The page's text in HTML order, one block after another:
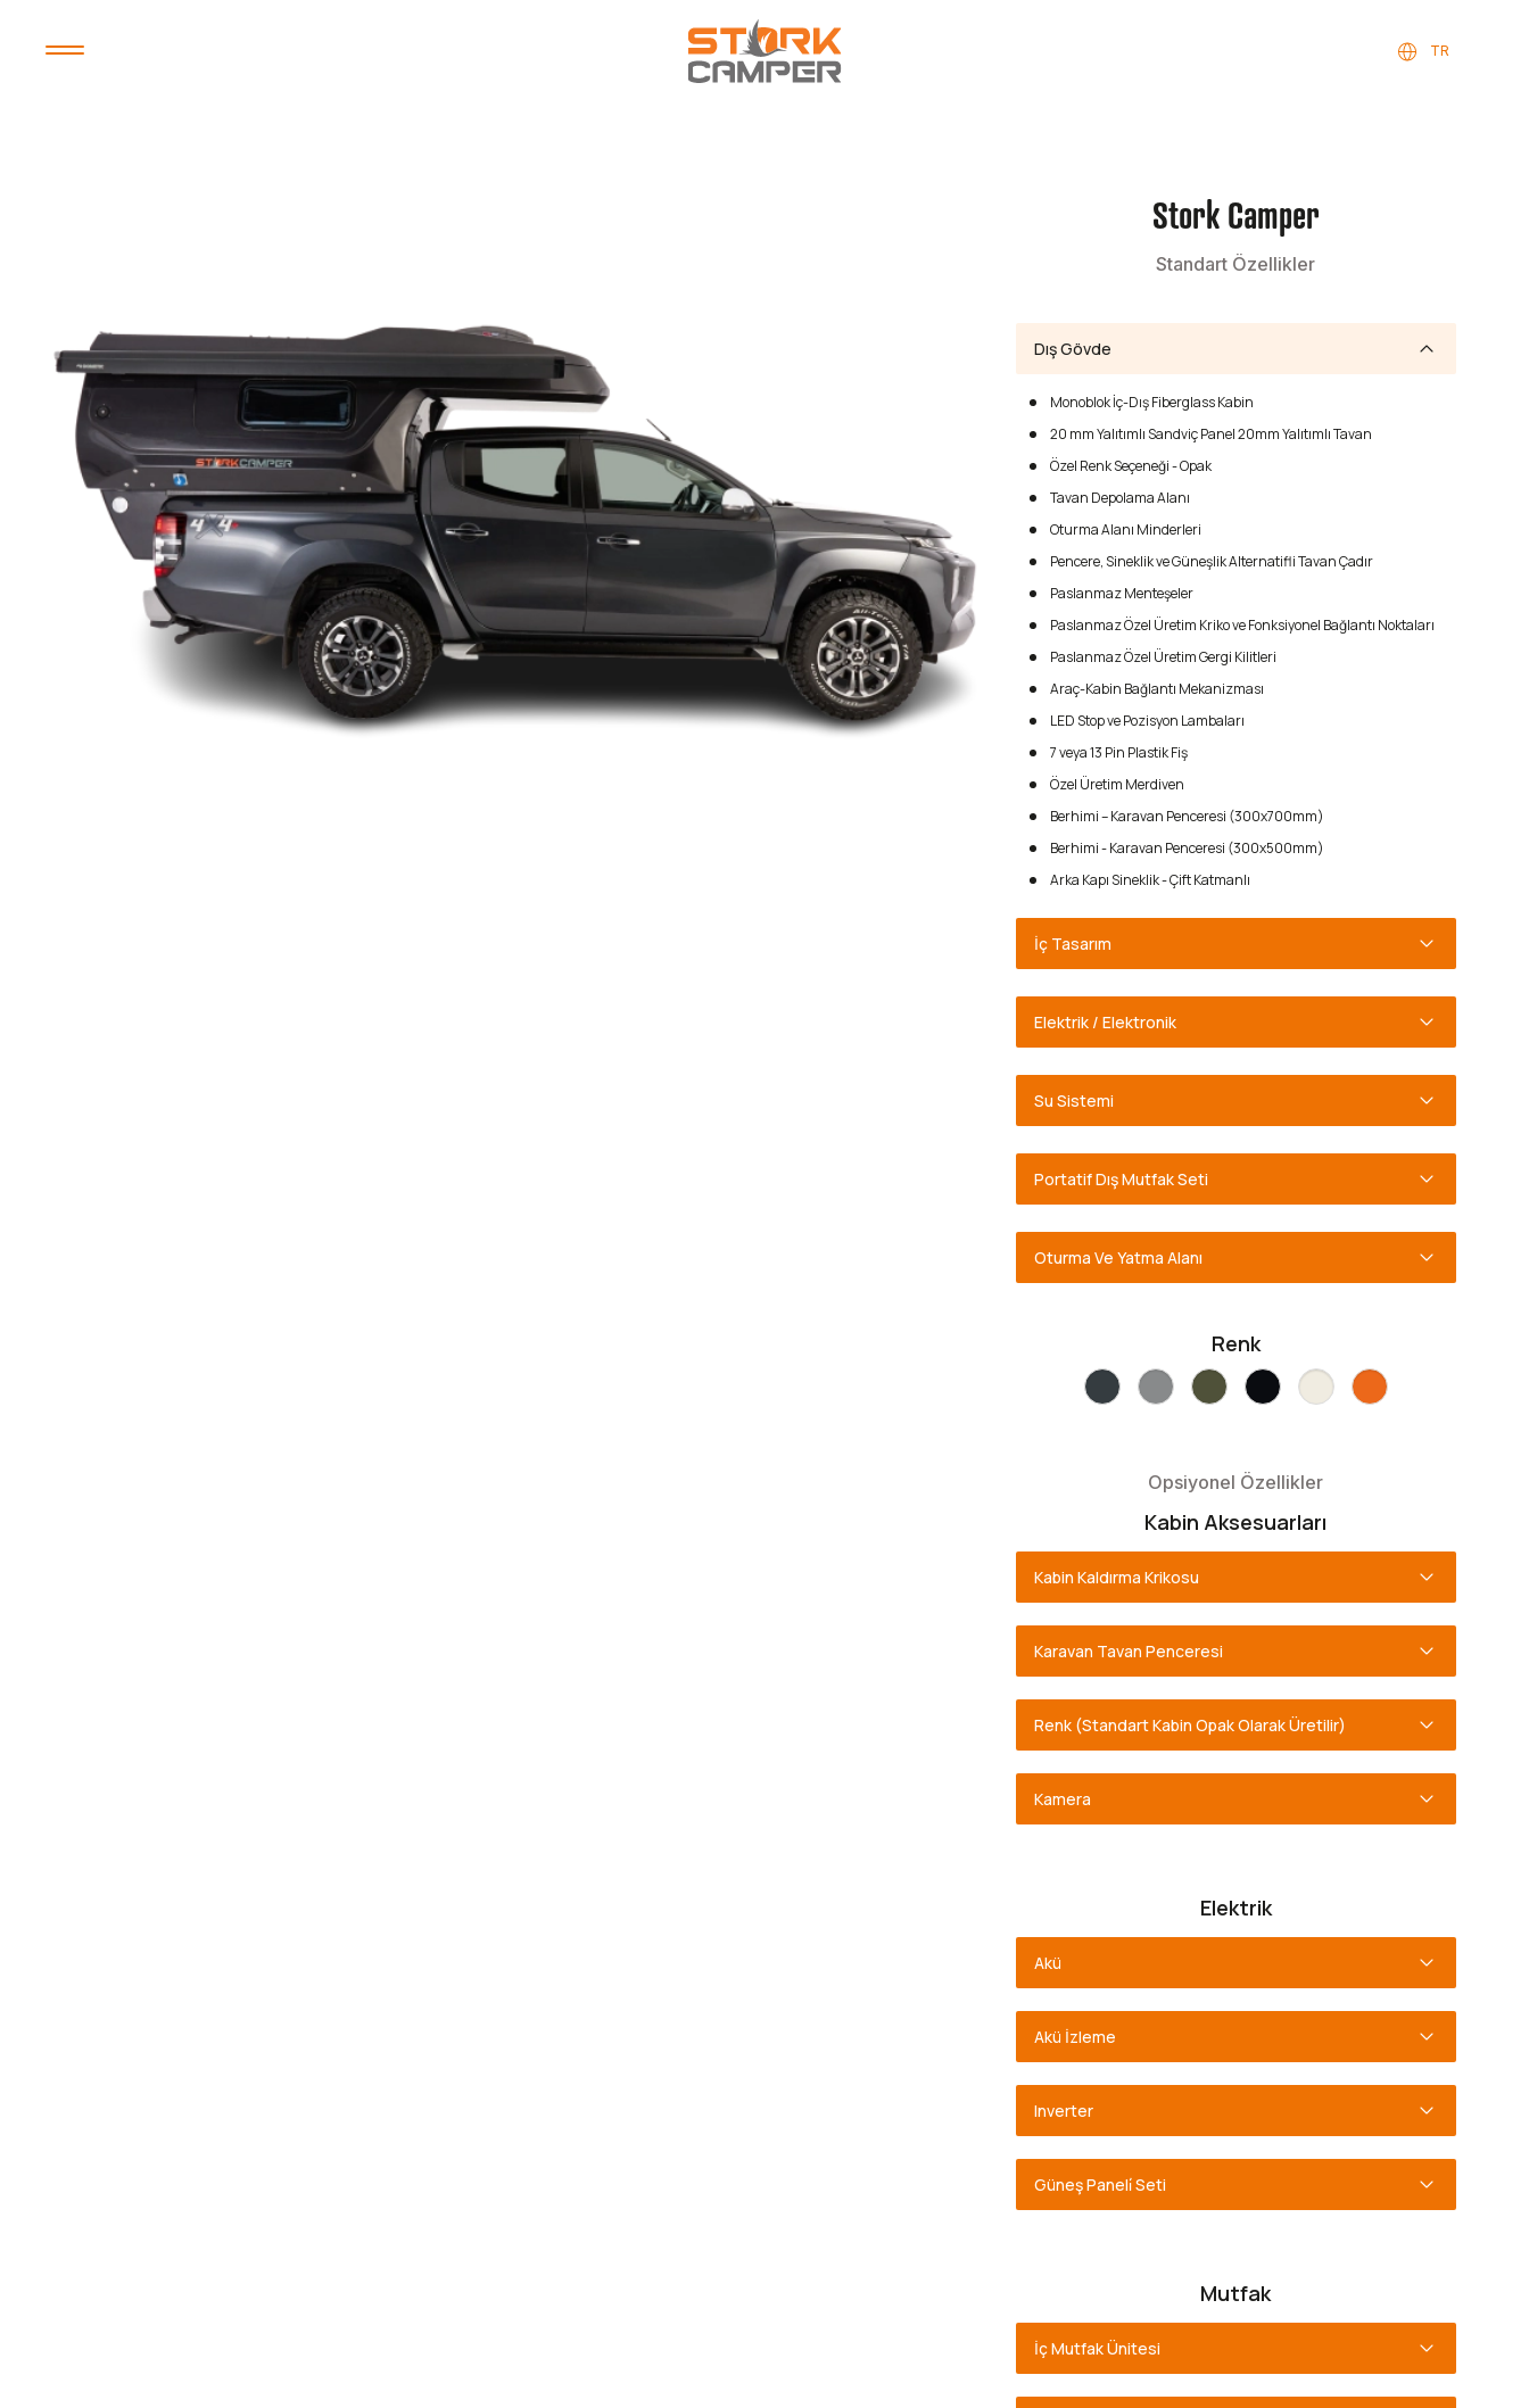
TR
Stork Camper
Standart Özellikler
Dış Gövde
Monoblok İç-Dış Fiberglass Kabin
20 mm Yalıtımlı Sandviç Panel 20mm Yalıtımlı Tavan
Özel Renk Seçeneği - Opak
Tavan Depolama Alanı
Oturma Alanı Minderleri
Pencere, Sineklik ve Güneşlik Alternatifli Tavan Çadır
Paslanmaz Menteşeler
Paslanmaz Özel Üretim Kriko ve Fonksiyonel Bağlantı Noktaları
Paslanmaz Özel Üretim Gergi Kilitleri
Araç-Kabin Bağlantı Mekanizması
LED Stop ve Pozisyon Lambaları
7 veya 13 Pin Plastik Fiş
Özel Üretim Merdiven
Berhimi – Karavan Penceresi (300x700mm)
Berhimi - Karavan Penceresi (300x500mm)
Arka Kapı Sineklik - Çift Katmanlı
İç Tasarım
Elektrik / Elektronik
Su Sistemi
Portatif Dış Mutfak Seti
Oturma Ve Yatma Alanı
Renk
Opsiyonel Özellikler
Kabin Aksesuarları
Kabin Kaldırma Krikosu
Karavan Tavan Penceresi
Renk (Standart Kabin Opak Olarak Üretilir)
Kamera
Elektrik
Akü
Akü İzleme
Inverter
Güneş Paneli̇ Seti
Mutfak
İç Mutfak Ünitesi